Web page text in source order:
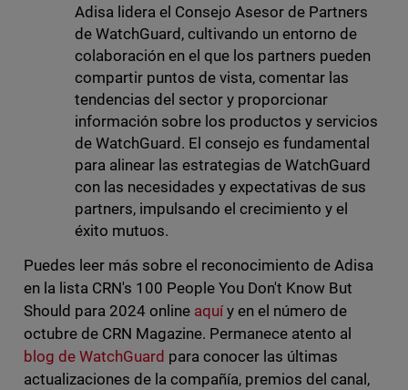
Adisa lidera el Consejo Asesor de Partners
de WatchGuard, cultivando un entorno de
colaboración en el que los partners pueden
compartir puntos de vista, comentar las
tendencias del sector y proporcionar
información sobre los productos y servicios
de WatchGuard. El consejo es fundamental
para alinear las estrategias de WatchGuard
con las necesidades y expectativas de sus
partners, impulsando el crecimiento y el
éxito mutuos.
Puedes leer más sobre el reconocimiento de Adisa
en la lista CRN's 100 People You Don't Know But
Should para 2024 online aquíy en el número de
octubre de CRN Magazine. Permanece atento al
blog de WatchGuard para conocer las últimas
actualizaciones de la compañía, premios del canal,